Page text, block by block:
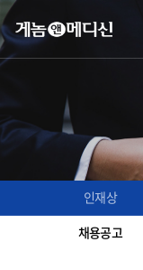
인재상
채용공고